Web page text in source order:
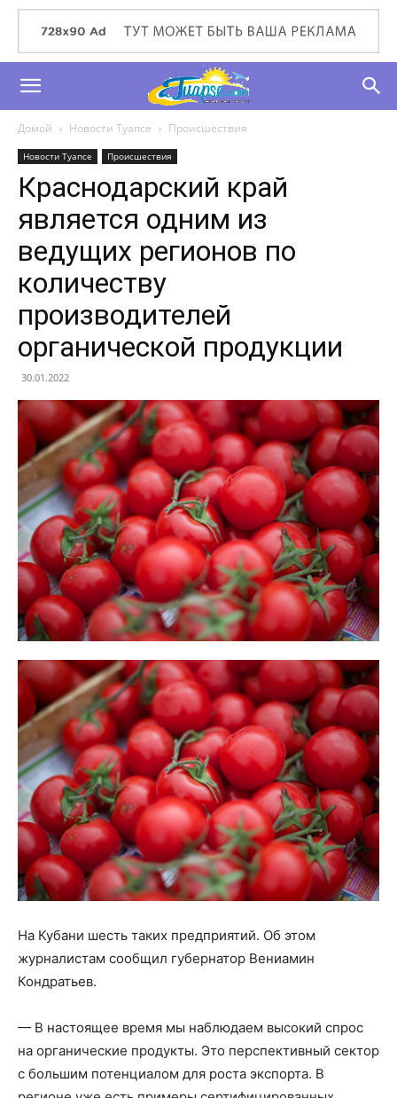
Домой Новости Туапсе Происшествия
Новости Туапсе Происшествия
Краснодарский край
является одним из
ведущих регионов по
количеству
производителей
органической продукции
30.01.2022
На Кубани шесть таких предприятий. Об этом
журналистам сообщил губернатор Вениамин
Кондратьев.
— В настоящее время мы наблюдаем высокий спрос
на органические продукты. Это перспективный сектор
с большим потенциалом для роста экспорта. В